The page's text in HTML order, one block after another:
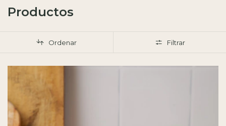
Productos
Ordenar Filtrar